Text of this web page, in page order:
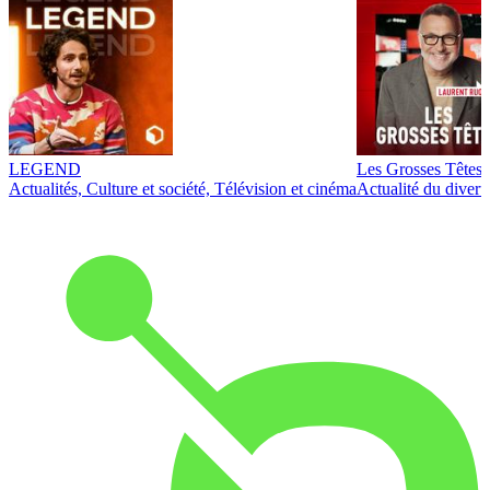
LEGEND
Actualités, Culture et société, Télévision et cinéma
Les Grosses Têtes
Actualité du